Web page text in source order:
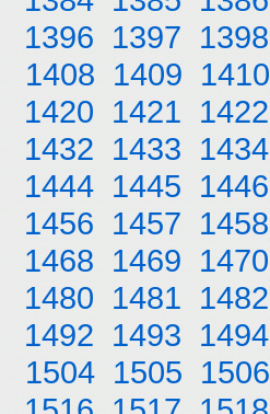
1396 1397 1398
1408 1409 1410
1420 1421 1422
1432 1433 1434
1444 1445 1446
1456 1457 1458
1468 1469 1470
1480 1481 1482
1492 1493 1494
1504 1505 1506